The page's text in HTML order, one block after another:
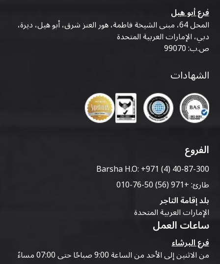
فرع أبو هيل
المحل 64، مبنى الشيخة فاطمة، هور العنز شرق، أبو هيل، ديرة،
دبي، الإمارات العربية المتحدة
ص.ب: 99070
الشهادات
الفروع
Barsha H.O:+971 (4) 40-87-300
طارئ:+971 (56) 50-76-010
بلد إقامة التاجر
الإمارات العربية المتحدة
ساعات العمل
فرع البرشاء
من الاثنين إلى الأحد من الساعة 9:00 صباحًا حتى 07:00 مساءً